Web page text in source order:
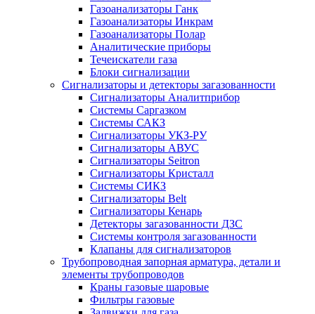
Газоанализаторы Ганк
Газоанализаторы Инкрам
Газоанализаторы Полар
Аналитические приборы
Течеискатели газа
Блоки сигнализации
Сигнализаторы и детекторы загазованности
Сигнализаторы Аналитприбор
Системы Саргазком
Системы САКЗ
Сигнализаторы УКЗ-РУ
Сигнализаторы АВУС
Сигнализаторы Seitron
Сигнализаторы Кристалл
Системы СИКЗ
Сигнализаторы Belt
Сигнализаторы Кенарь
Детекторы загазованности ДЗС
Системы контроля загазованности
Клапаны для сигнализаторов
Трубопроводная запорная арматура, детали и
элементы трубопроводов
Краны газовые шаровые
Фильтры газовые